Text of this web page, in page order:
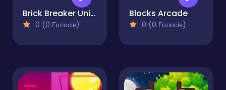
Brick Breaker Unicorn
0 (0 Голосів)
Blocks Arcade
0 (0 Голосів)